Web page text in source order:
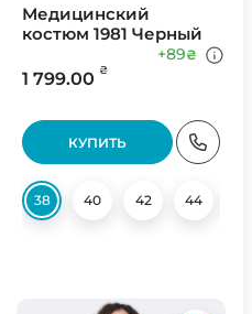
52
Медицинский
костюм 1981 Черный
1 799.00 ₴
+89₴
КУПИТЬ
38 40 42 44